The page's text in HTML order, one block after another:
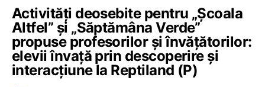
Activități deosebite pentru „Școala
Altfel” și „Săptămâna Verde”
propuse profesorilor și învățătorilor:
elevii învață prin descoperire și
interacțiune la Reptiland (P)